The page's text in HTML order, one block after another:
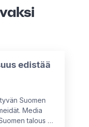
edistää
Suomen
Media
talous ei